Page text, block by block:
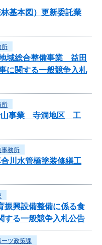
基本図）更新委託業
所
域総合整備事業 益田
に関する一般競争入札
所
山事業 寺洞地区 工
事務所
川水管橋塗装修繕工
振興設備整備に係る食
する一般競争入札公告
ツ政策課